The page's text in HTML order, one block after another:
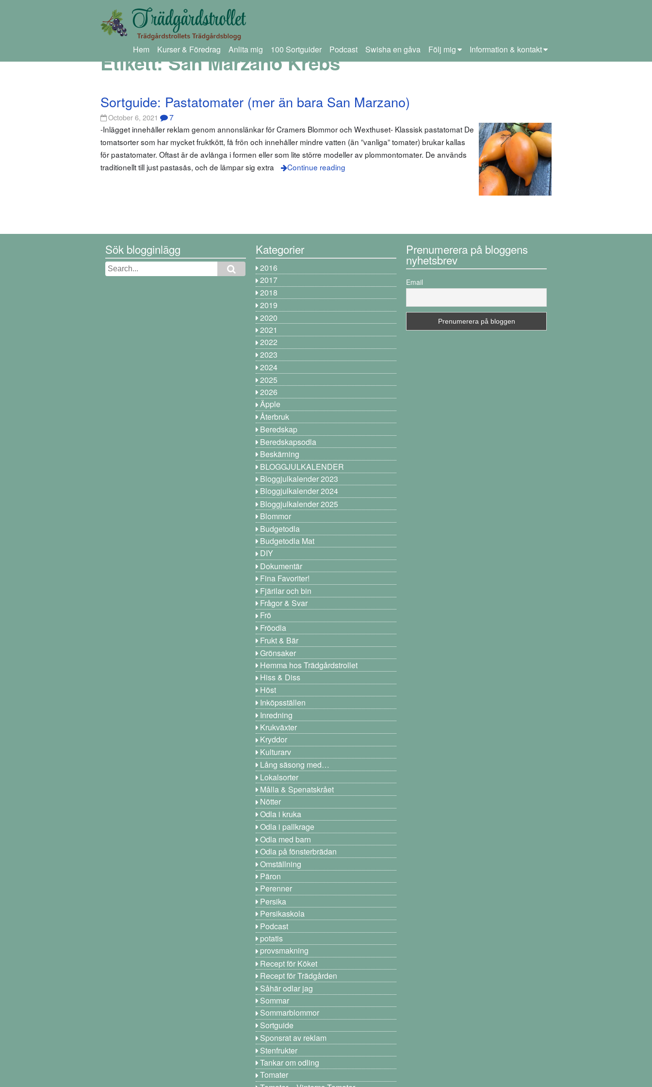
Hem Kurser & Föredrag Anlita mig 100 Sortguider Podcast Swisha en gåva Följ mig Information & kontakt
Etikett:San Marzano Krebs
Sortguide: Pastatomater (mer än bara San Marzano)
October 6, 2021 7
-Inlägget innehåller reklam genom annonslänkar för Cramers Blommor och Wexthuset- Klassisk pastatomat De
tomatsorter som har mycket fruktkött, få frön och innehåller mindre vatten (än ”vanliga” tomater) brukar kallas
för pastatomater. Oftast är de avlånga i formen eller som lite större modeller av plommontomater. De används
traditionellt till just pastasås, och de lämpar sig extra
Continue reading
Sök blogginlägg Kategorier
2016
2017
2018
2019
2020
2021
2022
2023
2024
2025
2026
Äpple
Återbruk
Beredskap
Beredskapsodla
Beskärning
BLOGGJULKALENDER
Bloggjulkalender 2023
Bloggjulkalender 2024
Bloggjulkalender 2025
Blommor
Budgetodla
Budgetodla Mat
DIY
Dokumentär
Fina Favoriter!
Fjärilar och bin
Frågor & Svar
Frö
Fröodla
Frukt & Bär
Grönsaker
Hemma hos Trädgårdstrollet
Hiss & Diss
Höst
Inköpsställen
Inredning
Krukväxter
Kryddor
Kulturarv
Lång säsong med…
Lokalsorter
Målla & Spenatskrået
Nötter
Odla i kruka
Odla i pallkrage
Odla med barn
Odla på fönsterbrädan
Omställning
Päron
Perenner
Persika
Persikaskola
Podcast
potatis
provsmakning
Recept för Köket
Recept för Trädgården
Såhär odlar jag
Sommar
Sommarblommor
Sortguide
Sponsrat av reklam
Stenfrukter
Tankar om odling
Tomater
Prenumerera på bloggens
nyhetsbrev
Email